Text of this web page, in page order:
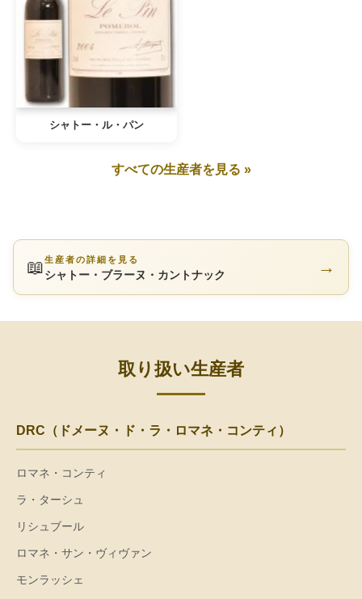
シャトー・ル・パン
すべての生産者を見る »
📖生産者の詳細を見る
シャトー・ブラーヌ・カントナック →
取り扱い生産者
DRC（ドメーヌ・ド・ラ・ロマネ・コンティ）
ロマネ・コンティ
ラ・ターシュ
リシュブール
ロマネ・サン・ヴィヴァン
モンラッシェ